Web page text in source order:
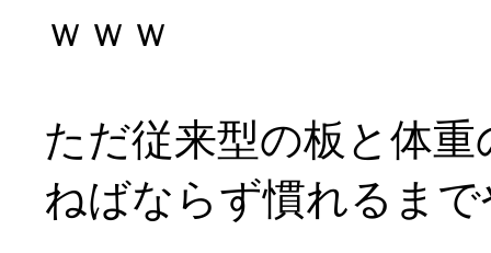
ｗｗｗ
ただ従来型の板と体
ねばならず慣れるま